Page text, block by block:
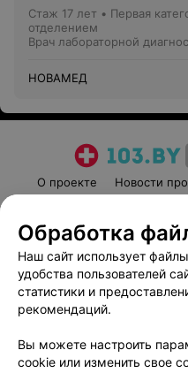
Стаж 17 лет • Первая
отделением
Врач лабораторной
НОВАМЕД
О проекте Новости
Пользовательское
Вакансии
Написать
Обработка
Обработка
Наш сайт использует
удобства пользователей
статистики и
рекомендаций.
Вы можете настроить
cookie или изменить свое